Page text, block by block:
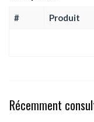
# Produit
Récemment